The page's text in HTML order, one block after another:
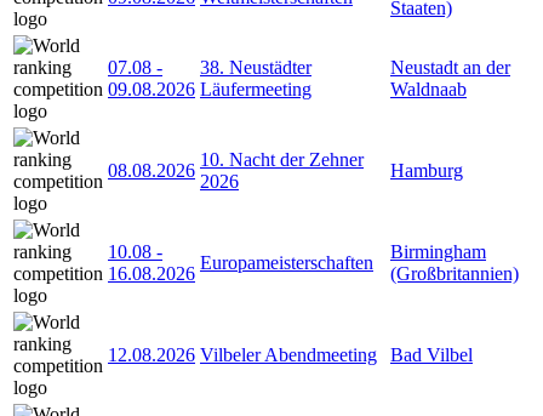
Staaten)
07.08 -
09.08.2026
38. Neustädter
Läufermeeting
Neustadt an der
Waldnaab
08.08.2026
10. Nacht der Zehner
2026
Hamburg
10.08 -
16.08.2026
Europameisterschaften
Birmingham
(Großbritannien)
12.08.2026 Vilbeler Abendmeeting Bad Vilbel